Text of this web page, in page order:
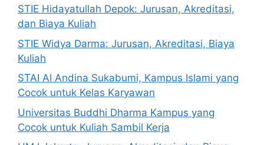
STIE Hidayatullah Depok: Jurusan, Akreditasi,
dan Biaya Kuliah
STIE Widya Darma: Jurusan, Akreditasi, Biaya
Kuliah
STAI Al Andina Sukabumi, Kampus Islami yang
Cocok untuk Kelas Karyawan
Universitas Buddhi Dharma Kampus yang
Cocok untuk Kuliah Sambil Kerja